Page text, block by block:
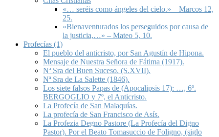
«… seréis como ángeles del cielo.» – Marcos 12,
25.
«Bienaventurados los perseguidos por causa de
la justicia,…» – Mateo 5, 10.
Profecías (1)
El pueblo del anticristo, por San Agustín de Hipona.
Mensaje de Nuestra Señora de Fátima (1917).
Nª Sra del Buen Suceso. (S.XVII).
Nª Sra de La Salette (1846).
Los siete falsos Papas de (Apocalipsis 17): …, 6º.
BERGOGLIO y 7º, el Anticristo.
La Profecía de San Malaquías.
La profecía de San Francisco de Asís.
La Profezia Degno Pastore (La Profecía del Digno
Pastor). Por el Beato Tomasuccio de Foligno, (siglo